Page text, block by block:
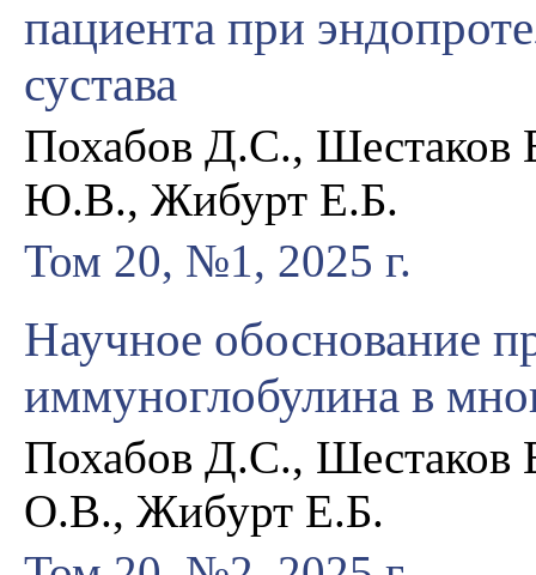
пациента при
сустава
Похабов Д.С.,
Ю.В., Жибурт Е.Б.
Том 20, №1, 2025 г.
Научное обоснование
иммуноглобулина в
Похабов Д.С.,
О.В., Жибурт Е.Б.